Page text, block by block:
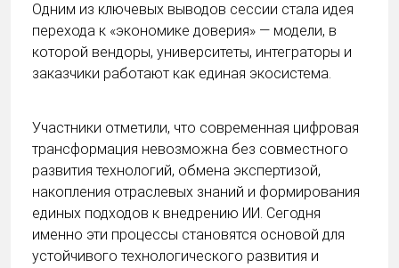
Одним из ключевых выводов сессии стала идея
перехода к «экономике доверия» — модели, в
которой вендоры, университеты, интеграторы и
заказчики работают как единая экосистема.
Участники отметили, что современная цифровая
трансформация невозможна без совместного
развития технологий, обмена экспертизой,
накопления отраслевых знаний и формирования
единых подходов к внедрению ИИ. Сегодня
именно эти процессы становятся основой для
устойчивого технологического развития и